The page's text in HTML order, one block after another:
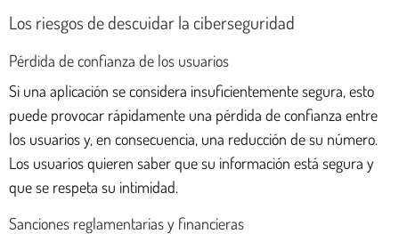
Los riesgos de descuidar la ciberseguridad
Pérdida de confianza de los usuarios
Si una aplicación se considera insuficientemente segura, esto
puede provocar rápidamente una pérdida de confianza entre
los usuarios y, en consecuencia, una reducción de su número.
Los usuarios quieren saber que su información está segura y
que se respeta su intimidad.
Sanciones reglamentarias y financieras